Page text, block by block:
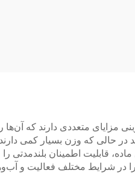
مزایای متعددی دارند که
در حالی که وزن بسیار کمی
ماده، قابلیت اطمینان
در شرایط مختلف فعالیت و